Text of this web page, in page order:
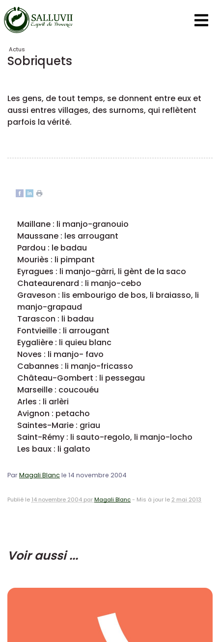
Panneau de gestion des cookies
Actus
Sobriquets
Les gens, de tout temps, se donnent entre eux et
aussi entres villages, des surnoms, qui reflètent
parfois la vérité.
Maillane : li manjo-granouio
Maussane : les arrougant
Pardou : le badau
Mouriès : li pimpant
Eyragues : li manjo-gàrri, li gènt de la saco
Chateaurenard : li manjo-cebo
Graveson : lis embourigo de bos, li braiasso, li
manjo-grapaud
Tarascon : li badau
Fontvieille : li arrougant
Eygalière : li quieu blanc
Noves : li manjo- favo
Cabannes : li manjo-fricasso
Château-Gombert : li pessegau
Marseille : coucouéu
Arles : li arlèri
Avignon : petacho
Saintes-Marie : griau
Saint-Rémy : li sauto-regolo, li manjo-locho
Les baux : li galato
ParMagali Blanc le 14 novembre 2004
Publié le 14 novembre 2004 parMagali Blanc- Mis à jour le 2 mai 2013
Voir aussi ...